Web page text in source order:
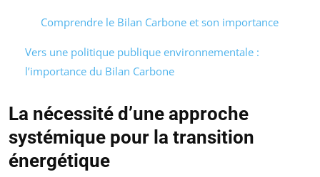
Comprendre le Bilan Carbone et son importance
Vers une politique publique environnementale :
l’importance du Bilan Carbone
La nécessité d’une approche
systémique pour la transition
énergétique